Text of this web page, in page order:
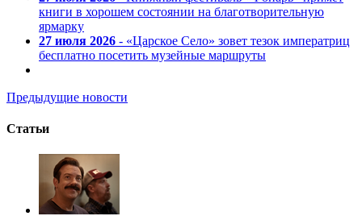
книги в хорошем состоянии на благотворительную
ярмарку
27 июля 2026 - «Царское Село» зовет тезок императриц
бесплатно посетить музейные маршруты
Предыдущие новости
Статьи